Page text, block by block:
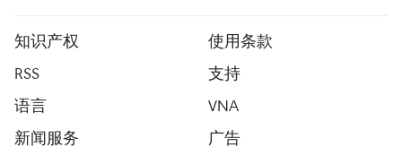
知识产权
使用条款
RSS
支持
语言
VNA
新闻服务
广告